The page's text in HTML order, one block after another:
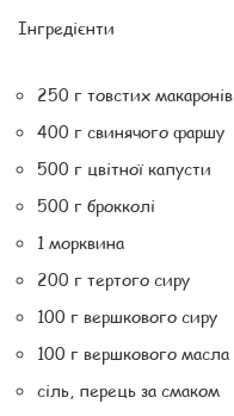
Інгредієнти
250 г товстих макаронів
400 г свинячого фаршу
500 г цвітної капусти
500 г брокколі
1 морквина
200 г тертого сиру
100 г вершкового сиру
100 г вершкового масла
сіль, перець за смаком